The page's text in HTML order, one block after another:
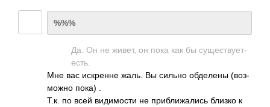
%%%
Да. Он не живет, он пока как бы суще­ству­ет-
есть.
Мне вас искр­енне жаль. Вы сильно обде­лены (воз­
можно пока) .
Т.к. по всей види­мости не приб­лижа­лись близко к